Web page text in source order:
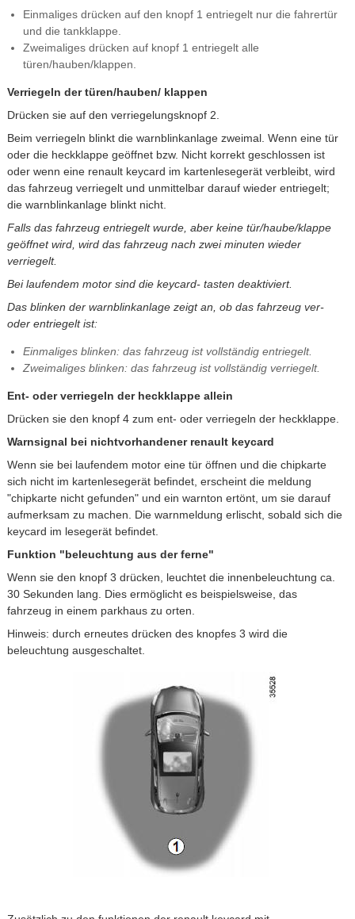
Einmaliges drücken auf den knopf 1 entriegelt nur die fahrertür
und die tankklappe.
Zweimaliges drücken auf knopf 1 entriegelt alle
türen/hauben/klappen.
Verriegeln der türen/hauben/ klappen
Drücken sie auf den verriegelungsknopf 2.
Beim verriegeln blinkt die warnblinkanlage zweimal. Wenn eine tür
oder die heckklappe geöffnet bzw. Nicht korrekt geschlossen ist
oder wenn eine renault keycard im kartenlesegerät verbleibt, wird
das fahrzeug verriegelt und unmittelbar darauf wieder entriegelt;
die warnblinkanlage blinkt nicht.
Falls das fahrzeug entriegelt wurde, aber keine tür/haube/klappe
geöffnet wird, wird das fahrzeug nach zwei minuten wieder
verriegelt.
Bei laufendem motor sind die keycard- tasten deaktiviert.
Das blinken der warnblinkanlage zeigt an, ob das fahrzeug ver-
oder entriegelt ist:
Einmaliges blinken: das fahrzeug ist vollständig entriegelt.
Zweimaliges blinken: das fahrzeug ist vollständig verriegelt.
Ent- oder verriegeln der heckklappe allein
Drücken sie den knopf 4 zum ent- oder verriegeln der heckklappe.
Warnsignal bei nichtvorhandener renault keycard
Wenn sie bei laufendem motor eine tür öffnen und die chipkarte
sich nicht im kartenlesegerät befindet, erscheint die meldung
"chipkarte nicht gefunden" und ein warnton ertönt, um sie darauf
aufmerksam zu machen. Die warnmeldung erlischt, sobald sich die
keycard im lesegerät befindet.
Funktion "beleuchtung aus der ferne"
Wenn sie den knopf 3 drücken, leuchtet die innenbeleuchtung ca.
30 Sekunden lang. Dies ermöglicht es beispielsweise, das
fahrzeug in einem parkhaus zu orten.
Hinweis: durch erneutes drücken des knopfes 3 wird die
beleuchtung ausgeschaltet.